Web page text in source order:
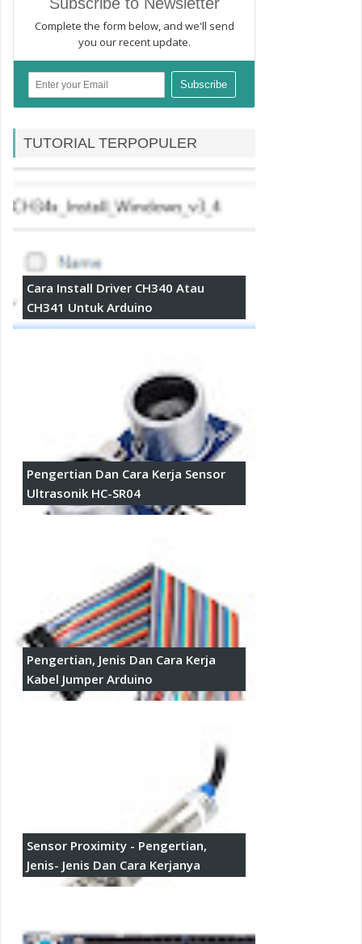
Complete the form below, and we'll send
you our recent update.
TUTORIAL TERPOPULER
Cara Install Driver CH340 Atau
CH341 Untuk Arduino
Pengertian Dan Cara Kerja Sensor
Ultrasonik HC-SR04
Pengertian, Jenis Dan Cara Kerja
Kabel Jumper Arduino
Sensor Proximity - Pengertian,
Jenis- Jenis Dan Cara Kerjanya